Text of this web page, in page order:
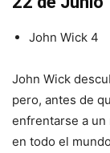
John Wick 4
John Wick
pero, antes de
enfrentarse a un
en todo el